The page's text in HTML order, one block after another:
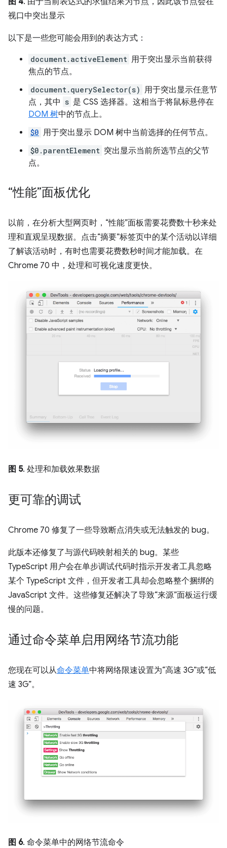
视口中突出显示
以下是一些您可能会用到的表达方式：
document.activeElement 用于突出显示当前获得
焦点的节点。
document.querySelector(s) 用于突出显示任意节
点，其中 s 是 CSS 选择器。这相当于将鼠标悬停在
DOM 树中的节点上。
$0 用于突出显示 DOM 树中当前选择的任何节点。
$0.parentElement 突出显示当前所选节点的父节
点。
“性能”面板优化
以前，在分析大型网页时，“性能”面板需要花费数十秒来处
理和直观呈现数据。点击“摘要”标签页中的某个活动以详细
了解该活动时，有时也需要花费数秒时间才能加载。在
Chrome 70 中，处理和可视化速度更快。
图 5. 处理和加载效果数据
更可靠的调试
Chrome 70 修复了一些导致断点消失或无法触发的 bug。
此版本还修复了与源代码映射相关的 bug。某些
TypeScript 用户会在单步调试代码时指示开发者工具忽略
某个 TypeScript 文件，但开发者工具却会忽略整个捆绑的
JavaScript 文件。这些修复还解决了导致“来源”面板运行缓
慢的问题。
通过命令菜单启用网络节流功能
您现在可以从命令菜单中将网络限速设置为“高速 3G”或“低
速 3G”。
图 6. 命令菜单中的网络节流命令